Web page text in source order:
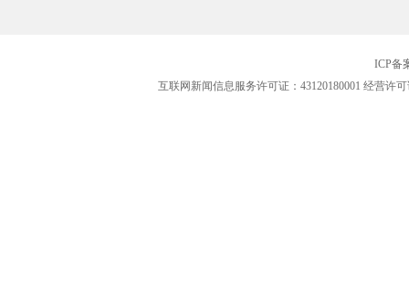
ICP备
互联网新闻信息服务许可证：43120180001 经营许可